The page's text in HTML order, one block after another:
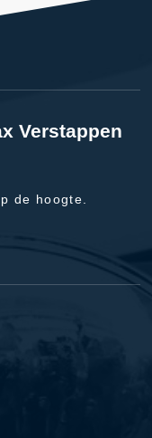
Verstappen
de hoogte.